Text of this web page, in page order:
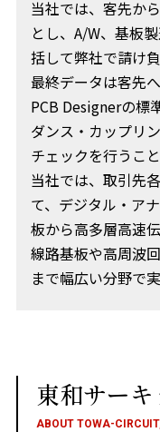
当社では、客先か
とし、A/W、基板
括して弊社で請け負
最終データは客先
PCB Designerの標
ダンス・カップリ
チェックを行うこ
当社では、取引先
て、デジタル・ア
板から高多層高速
線路基板や高周波
まで幅広い分野で
東和サー
ABOUT TOWA-